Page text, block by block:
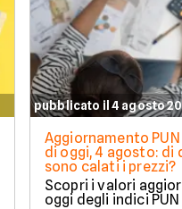
pubblicato il 4 agosto
Aggiornamento PUN
di oggi, 4 agosto: di
sono calati i prezzi?
Scopri i valori
oggi degli indici PUN